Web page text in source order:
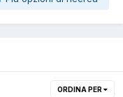
ORDINA PER